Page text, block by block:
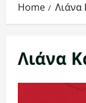
Home Λιάνα
Λιάνα